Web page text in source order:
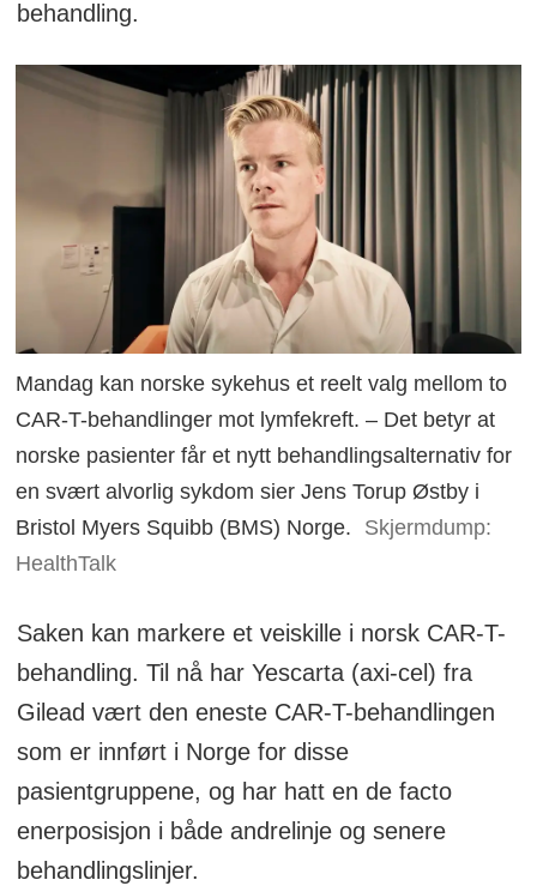
behandling.
Mandag kan norske sykehus et reelt valg mellom to
CAR-T-behandlinger mot lymfekreft. – Det betyr at
norske pasienter får et nytt behandlingsalternativ for
en svært alvorlig sykdom sier Jens Torup Østby i
Bristol Myers Squibb (BMS) Norge.
Skjermdump:
HealthTalk
Saken kan markere et veiskille i norsk CAR-T-
behandling. Til nå har Yescarta (axi-cel) fra
Gilead vært den eneste CAR-T-behandlingen
som er innført i Norge for disse
pasientgruppene, og har hatt en de facto
enerposisjon i både andrelinje og senere
behandlingslinjer.